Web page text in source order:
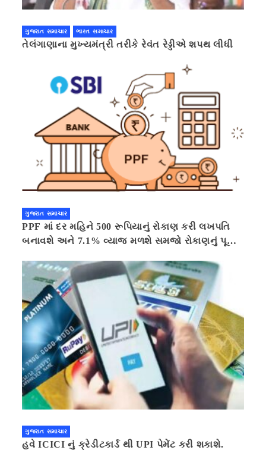
ગુજરાત સમાચાર ભારત સમાચાર
તેલંગાણાના મુખ્યમંત્રી તરીકે રેવંત રેડ્ડીએ શપથ લીધી
ગુજરાત સમાચાર
PPF માં દર મહિને 500 રૂપિયાનું રોકાણ કરી લખપતિ
બનાવશે અને 7.1% વ્યાજ મળશે સમજો રોકાણનું પૂરું
ગુજરાત સમાચાર
હવે ICICI નું ક્રેડીટકાર્ડ થી UPI પેમેંટ કરી શકાશે.